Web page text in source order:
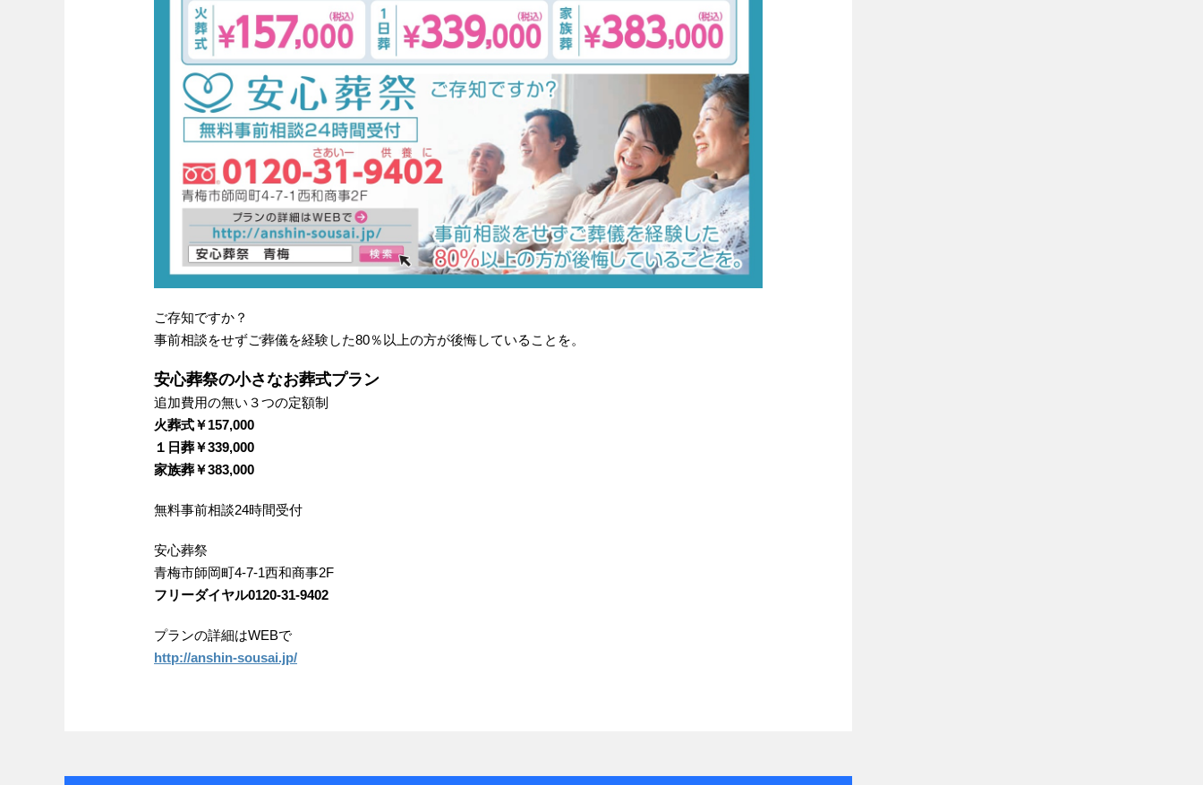
ご存知ですか？
事前相談をせずご葬儀を経験した80％以上の方が後悔していることを。
安心葬祭の小さなお葬式プラン
追加費用の無い３つの定額制
火葬式￥157,000
１日葬￥339,000
家族葬￥383,000
無料事前相談24時間受付
安心葬祭
青梅市師岡町4-7-1西和商事2F
フリーダイヤル0120-31-9402
プランの詳細はWEBで
http://anshin-sousai.jp/